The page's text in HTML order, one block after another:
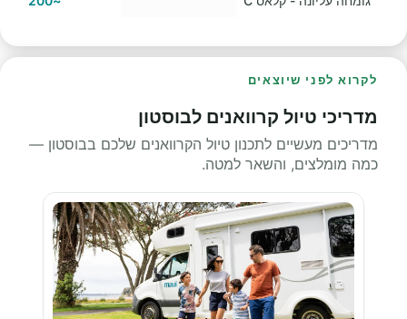
לקרוא לפני שיוצאים
מדריכי טיול קרוואנים לבוסטון
מדריכים מעשיים לתכנון טיול הקרוואנים שלכם בבוסטון —
כמה מומלצים, והשאר למטה.